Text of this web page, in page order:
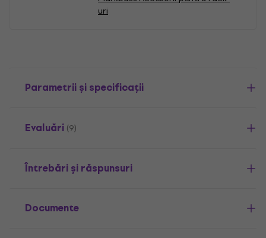
uri
Parametrii și specificații
Evaluări (9)
Întrebări și răspunsuri
Documente